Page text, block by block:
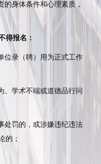
身体条件和心理素质，
得报名：
位录（聘）用为正式工作
、学术不端或道德品行问
处罚的，或涉嫌违纪违法
的；